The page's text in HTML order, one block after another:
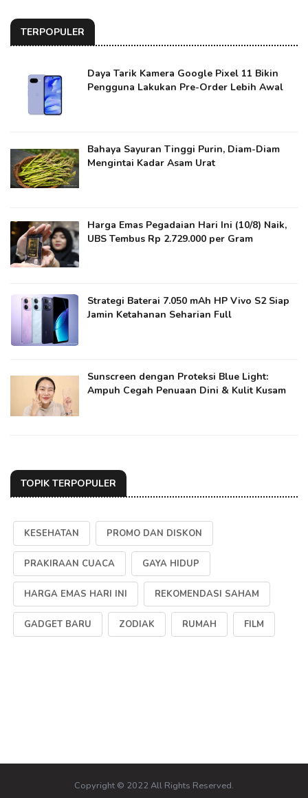
TERPOPULER
Daya Tarik Kamera Google Pixel 11 Bikin
Pengguna Lakukan Pre-Order Lebih Awal
Bahaya Sayuran Tinggi Purin, Diam-Diam
Mengintai Kadar Asam Urat
Harga Emas Pegadaian Hari Ini (10/8) Naik,
UBS Tembus Rp 2.729.000 per Gram
Strategi Baterai 7.050 mAh HP Vivo S2 Siap
Jamin Ketahanan Seharian Full
Sunscreen dengan Proteksi Blue Light:
Ampuh Cegah Penuaan Dini & Kulit Kusam
TOPIK TERPOPULER
KESEHATAN PROMO DAN DISKON
PRAKIRAAN CUACA GAYA HIDUP
HARGA EMAS HARI INI REKOMENDASI SAHAM
GADGET BARU ZODIAK RUMAH FILM
Copyright © 2022 All Rights Reserved.